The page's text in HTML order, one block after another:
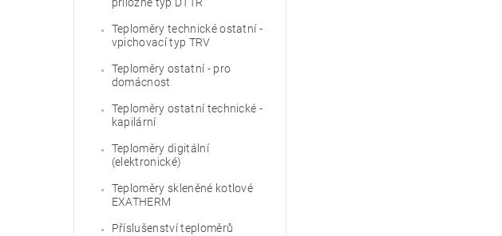
příložné typ DTTR
Teploměry technické ostatní -
vpichovací typ TRV
Teploměry ostatní - pro
domácnost
Teploměry ostatní technické -
kapilární
Teploměry digitální
(elektronické)
Teploměry skleněné kotlové
EXATHERM
Příslušenství teploměrů